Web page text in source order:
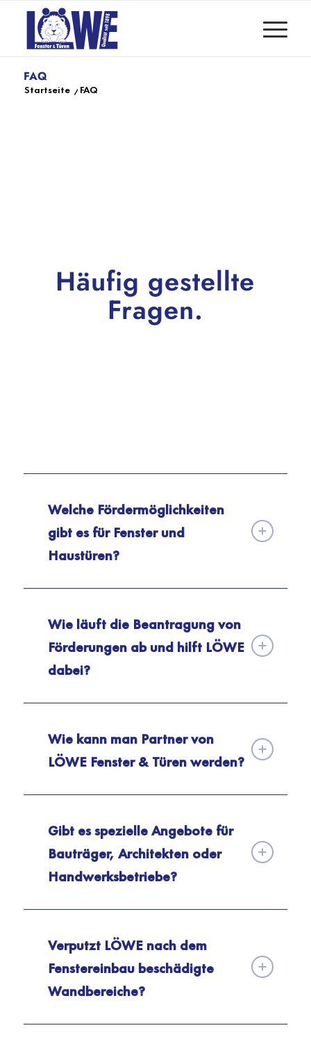
FAQ
Startseite / FAQ
Häufig gestellte
Fragen.
Welche Fördermöglichkeiten
gibt es für Fenster und
Haustüren?
Wie läuft die Beantragung von
Förderungen ab und hilft LÖWE
dabei?
Wie kann man Partner von
LÖWE Fenster & Türen werden?
Gibt es spezielle Angebote für
Bauträger, Architekten oder
Handwerksbetriebe?
Verputzt LÖWE nach dem
Fenstereinbau beschädigte
Wandbereiche?